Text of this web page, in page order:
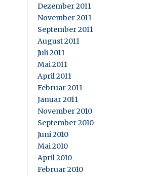
Dezember 2011
November 2011
September 2011
August 2011
Juli 2011
Mai 2011
April 2011
Februar 2011
Januar 2011
November 2010
September 2010
Juni 2010
Mai 2010
April 2010
Februar 2010